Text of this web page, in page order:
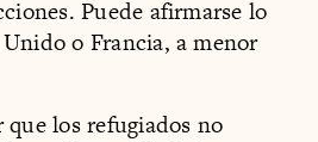
Puede afirmarse lo
o Francia, a menor
los refugiados no